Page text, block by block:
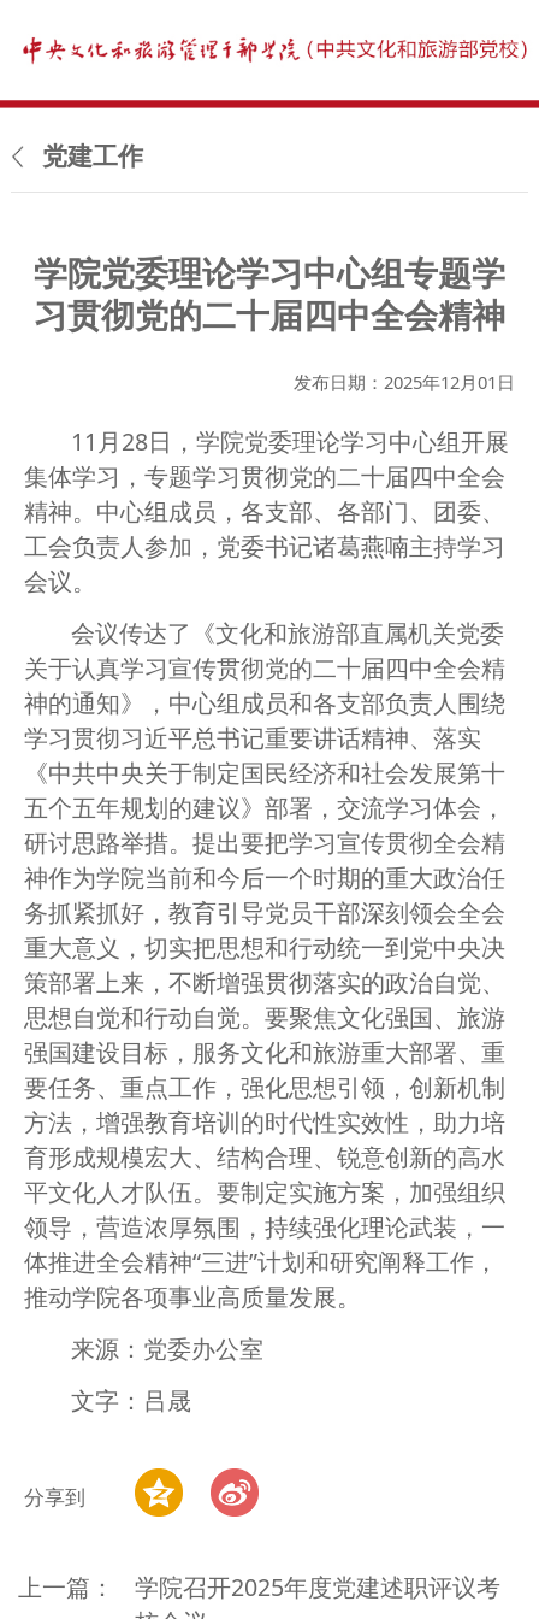
党建工作
学院党委理论学习中心组专题学
习贯彻党的二十届四中全会精神
发布日期：2025年12月01日
11月28日，学院党委理论学习中心组开展
集体学习，专题学习贯彻党的二十届四中全会
精神。中心组成员，各支部、各部门、团委、
工会负责人参加，党委书记诸葛燕喃主持学习
会议。
会议传达了《文化和旅游部直属机关党委
关于认真学习宣传贯彻党的二十届四中全会精
神的通知》，中心组成员和各支部负责人围绕
学习贯彻习近平总书记重要讲话精神、落实
《中共中央关于制定国民经济和社会发展第十
五个五年规划的建议》部署，交流学习体会，
研讨思路举措。提出要把学习宣传贯彻全会精
神作为学院当前和今后一个时期的重大政治任
务抓紧抓好，教育引导党员干部深刻领会全会
重大意义，切实把思想和行动统一到党中央决
策部署上来，不断增强贯彻落实的政治自觉、
思想自觉和行动自觉。要聚焦文化强国、旅游
强国建设目标，服务文化和旅游重大部署、重
要任务、重点工作，强化思想引领，创新机制
方法，增强教育培训的时代性实效性，助力培
育形成规模宏大、结构合理、锐意创新的高水
平文化人才队伍。要制定实施方案，加强组织
领导，营造浓厚氛围，持续强化理论武装，一
体推进全会精神“三进”计划和研究阐释工作，
推动学院各项事业高质量发展。
来源：党委办公室
文字：吕晟
分享到
上一篇：
学院召开2025年度党建述职评议考